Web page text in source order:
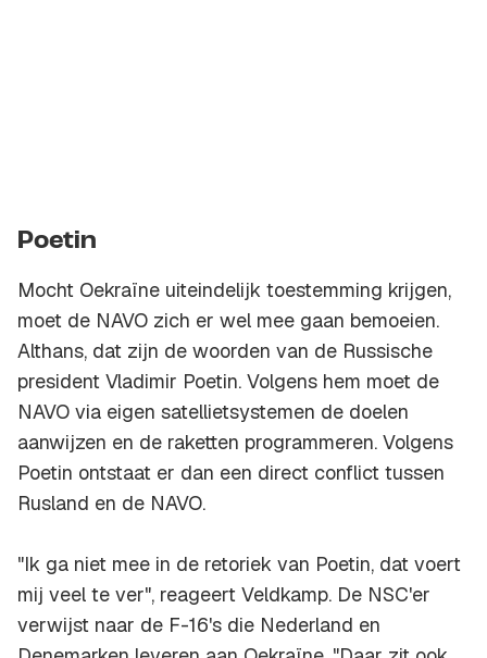
Poetin
Mocht Oekraïne uiteindelijk toestemming krijgen,
moet de NAVO zich er wel mee gaan bemoeien.
Althans, dat zijn de woorden van de Russische
president Vladimir Poetin. Volgens hem moet de
NAVO via eigen satellietsystemen de doelen
aanwijzen en de raketten programmeren. Volgens
Poetin ontstaat er dan een direct conflict tussen
Rusland en de NAVO.
"Ik ga niet mee in de retoriek van Poetin, dat voert
mij veel te ver", reageert Veldkamp. De NSC'er
verwijst naar de F-16's die Nederland en